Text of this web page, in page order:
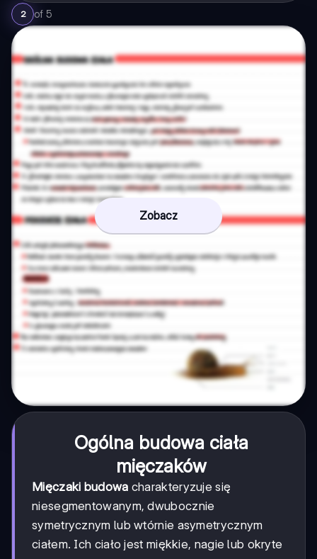
2 of 5
Zobacz
Ogólna budowa ciała
mięczaków
Mięczaki budowa charakteryzuje się
niesegmentowanym, dwubocznie
symetrycznym lub wtórnie asymetrycznym
ciałem. Ich ciało jest miękkie, nagie lub okryte